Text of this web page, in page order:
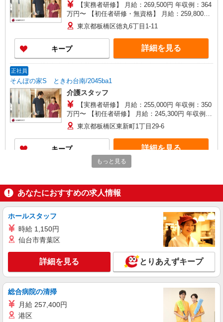
【実務者研修】 月給：269,500円 年収例：364
万円〜 【初任者研修・無資格】 月給：259,800円
年収例：351万円〜 ※職務手当、（東京都）居住
支援特別手当、日祝手当（月平均2回分）、夜勤手
当（月平均5回分）等、毎月平均的に支払われる手
当を含みます。 ※居住支援特別手当は勤続5年目
までの方はさらに1万円支給（再入社は除く） ◎
間外手当支給（超過1分〜）
東京都板橋区徳丸6丁目1-11
キープ 詳細を見る
正社員
そんぽの家S ときわ台南/2045ba1
介護スタッフ
【実務者研修】 月給：255,000円 年収例：350
万円〜 【初任者研修】 月給：245,300円 年収例：
335万円〜 ※職務手当、（東京都）居住支援特別
手当、働きがい向上手当、日祝手当（月平均2回
分）、夜勤手当（月平均5回分）等、毎月平均的に
支払われる手当を含みます。 ※居住支援特別手当
は勤続5年目までの方はさらに1万円支給（再入社
は除く） ◎賞与：基本給2.08ヶ月分/年支給 ◎残
東京都板橋区東新町1丁目29-6
キープ 詳細を見る
介護スタッフ
★（東京都）居住支援特別手当対象求人 【介
初任者研修（ヘルパー1級・2級）】 時給1,330円
◎週20時間以上勤務（社保加入者）の場合は時給
はさらに時給＋50円（再入社者は除く） ◎夜勤1
勤務（時給制）：26,280円〜28,360円
詳細を見る
正社員
SOMPOケア ラヴィーレ赤塚公園/5010aa1
【実務者研修】 月給：269,500円 年収例：364
もっと見る
あなたにおすすめの求人情報
ホールスタッフ
時給 1,150円
仙台市青葉区
詳細を見る とりあえずキープ
総合病院の清掃
月給 257,400円
港区